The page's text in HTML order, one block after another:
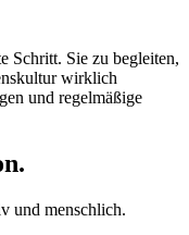
Schritt. Sie zu begleiten,
wirklich
und regelmäßige
und menschlich.